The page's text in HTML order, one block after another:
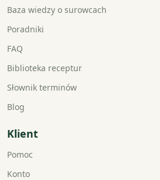
Baza wiedzy o surowcach
Poradniki
FAQ
Biblioteka receptur
Słownik terminów
Blog
Klient
Pomoc
Konto